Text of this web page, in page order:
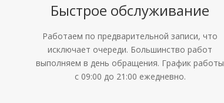
Быстрое обслуживание
Работаем по предварительной записи, что
исключает очереди. Большинство работ
выполняем в день обращения. График работы
с 09:00 до 21:00 ежедневно.